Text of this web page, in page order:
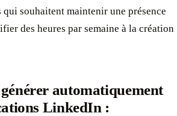
souhaitent maintenir une présence
des heures par semaine à la création
automatiquement
LinkedIn :